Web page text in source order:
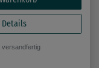
Details
versandfertig